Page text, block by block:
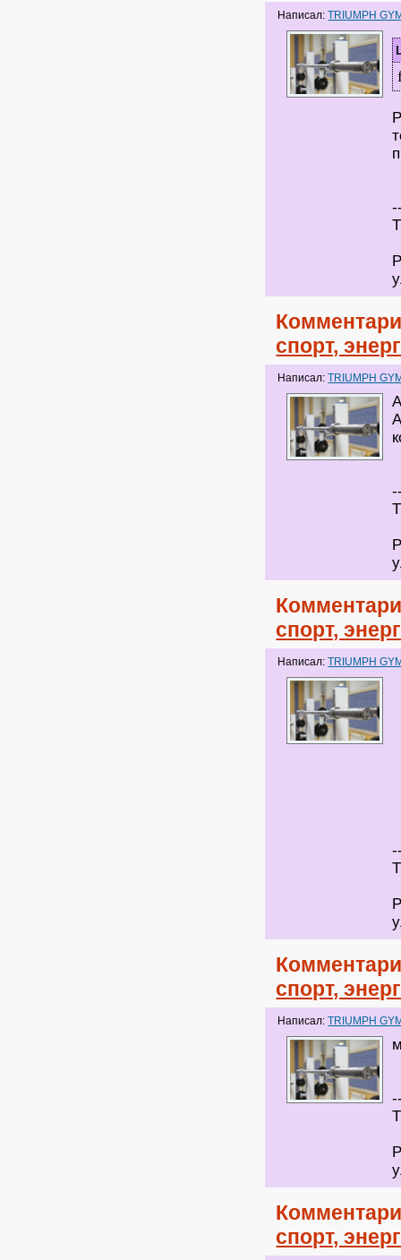
Написал:TRIUMPH
спорт,
Написал:TRIUMPH
спорт,
Написал:TRIUMPH
спорт,
Написал:TRIUMPH
спорт,